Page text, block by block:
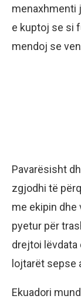
menaxhmenti
e kuptoj se si
mendoj se
Pavarësisht
zgjodhi të
me ekipin dhe
pyetur për
drejtoi lëvdata
lojtarët sepse
Ekuadori